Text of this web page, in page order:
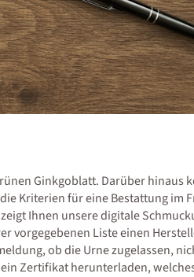
Ginkgoblatt. Darüber hinaus
Kriterien für eine Bestattung im
Ihnen unsere digitale
Liste einen
ob die Urne zugelassen,
Zertifikat herunterladen,